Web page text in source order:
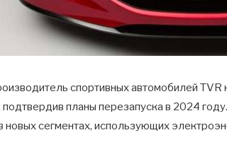
спортивных автомобилей
планы перезапуска в 2024
новых сегментах, использующих